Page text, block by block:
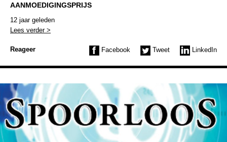
AANMOEDIGINGSPRIJS
12 jaar geleden
Lees verder >
Reageer Facebook Tweet LinkedIn